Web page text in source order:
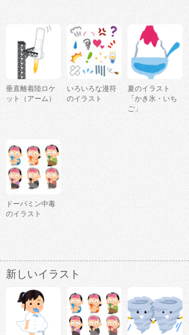
垂直離着陸ロケ
ット（アーム）
いろいろな漫符
のイラスト
夏のイラスト
「かき氷・いち
ご」
ドーパミン中毒
のイラスト
新しいイラスト